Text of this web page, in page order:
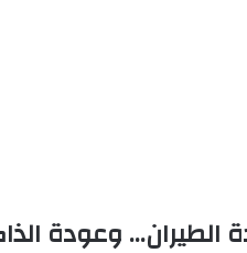
وعودة